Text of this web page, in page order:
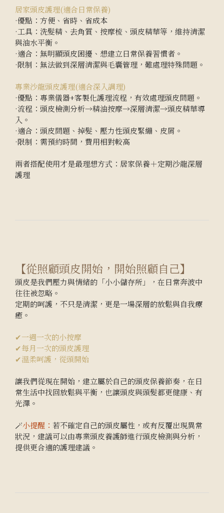
居家頭皮護理(適合日常保養)
·優點：方便、省時、省成本
·工具：洗髮精、去角質、按摩梳、頭皮精華等，維持清潔
與油水平衡。
·適合：無明顯頭皮困擾、想建立日常保養習慣者。
·限制：無法做到深層清潔與毛囊管理，難處理特殊問題。
專業沙龍頭皮護理(適合深入調理)
·優點：專業儀器+客製化護理流程，有效處理頭皮問題。
·流程：頭皮檢測分析→精油按摩→深層清潔→頭皮精華導
入。
·適合：頭皮問題、掉髮、壓力性頭皮緊繃、皮屑。
·限制：需預約時間，費用相對較高
兩者搭配使用才是最理想方式：居家保養＋定期沙龍深層
護理
【從照顧頭皮開始，開始照顧自己】
頭皮是我們壓力與情緒的「小小儲存所」，在日常奔波中
往往被忽略。
定期的呵護，不只是清潔，更是一場深層的放鬆與自我療
癒。
✔一週一次的小按摩
✔每月一次的頭皮護理
✔溫柔呵護，從頭開始
讓我們從現在開始，建立屬於自己的頭皮保養節奏，在日
常生活中找回放鬆與平衡，也讓頭皮與頭髮都更健康、有
光澤。
🪄小提醒： 若不確定自己的頭皮屬性，或有反覆出現異常
狀況，建議可以由專業頭皮養護師進行頭皮檢測與分析，
提供更合適的護理建議。